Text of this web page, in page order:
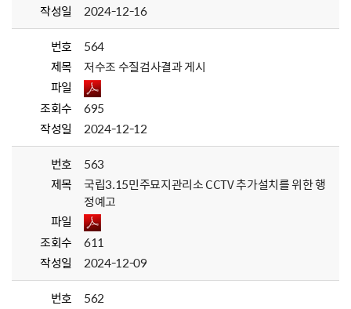
작성일
2024-12-16
번호
564
제목
저수조 수질검사결과 게시
파일
조회수
695
작성일
2024-12-12
번호
563
제목
국립3.15민주묘지관리소 CCTV 추가설치를 위한 행
정예고
파일
조회수
611
작성일
2024-12-09
번호
562